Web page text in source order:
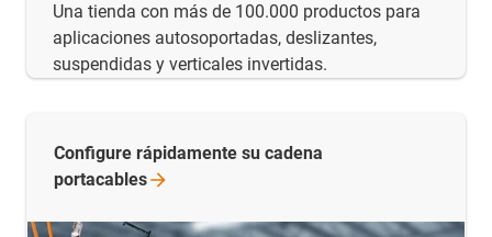
Una tienda con más de 100.000 productos para
aplicaciones autosoportadas, deslizantes,
suspendidas y verticales invertidas.
Configure rápidamente su cadena
portacables